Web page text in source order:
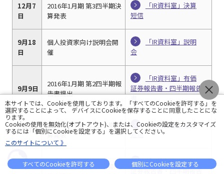
12月7
日
2016年1月期 第3四半期決
算発表
「IR資料室」決算
短信
9月18
日
個人投資家向け説明会開
催
「IR資料室」説明
会
9月9日
2016年1月期 第2四半期報
告書提出
「IR資料室」有価
証券報告書・四半期報告
9月7日
2016年1月期 第2四半期決
算発表
「IR資料室」決算
短信
6月10
2016年1月期 第1四半期報
「IR資料室」有価
証券報告書・四半期報告
本サイトでは、Cookieを使用しております。「すべてのCookieを許可する」を
選択することによって、 デバイスにCookieを保存することに同意したことにな
ります。
Cookieの使用を無効化(オプトアウト)、または、Cookieの設定をカスタマイズ
するには「個別にCookieを設定する」を選択してください。
このサイトについて 》
すべてのCookieを許可する 個別にCookieを設定する